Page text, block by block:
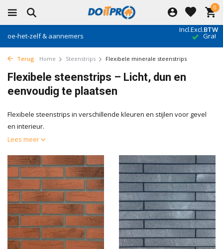
0
Incl.Excl.BTW
Gratis verzending vanaf €500*
Terug Home Steenstrips Flexibele minerale steenstrips
Flexibele steenstrips – Licht, dun en
eenvoudig te plaatsen
Flexibele steenstrips in verschillende kleuren en stijlen voor gevel
en interieur.
Lees meer